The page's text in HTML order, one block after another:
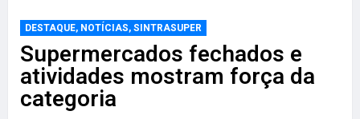
DESTAQUE, NOTÍCIAS,SINTRASUPER
Supermercados fechados e
atividades mostram força da
categoria